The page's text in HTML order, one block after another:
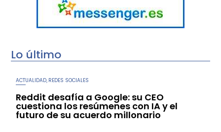
Lo último
ACTUALIDAD REDES SOCIALES
Reddit desafía a Google: su CEO
cuestiona los resúmenes con IA y el
futuro de su acuerdo millonario